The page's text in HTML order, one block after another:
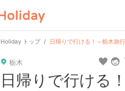
Holiday トップ 日帰りで行ける！～栃木旅
栃木
user
tokyo osaka
pin tel time url guide hot
日帰りで行ける